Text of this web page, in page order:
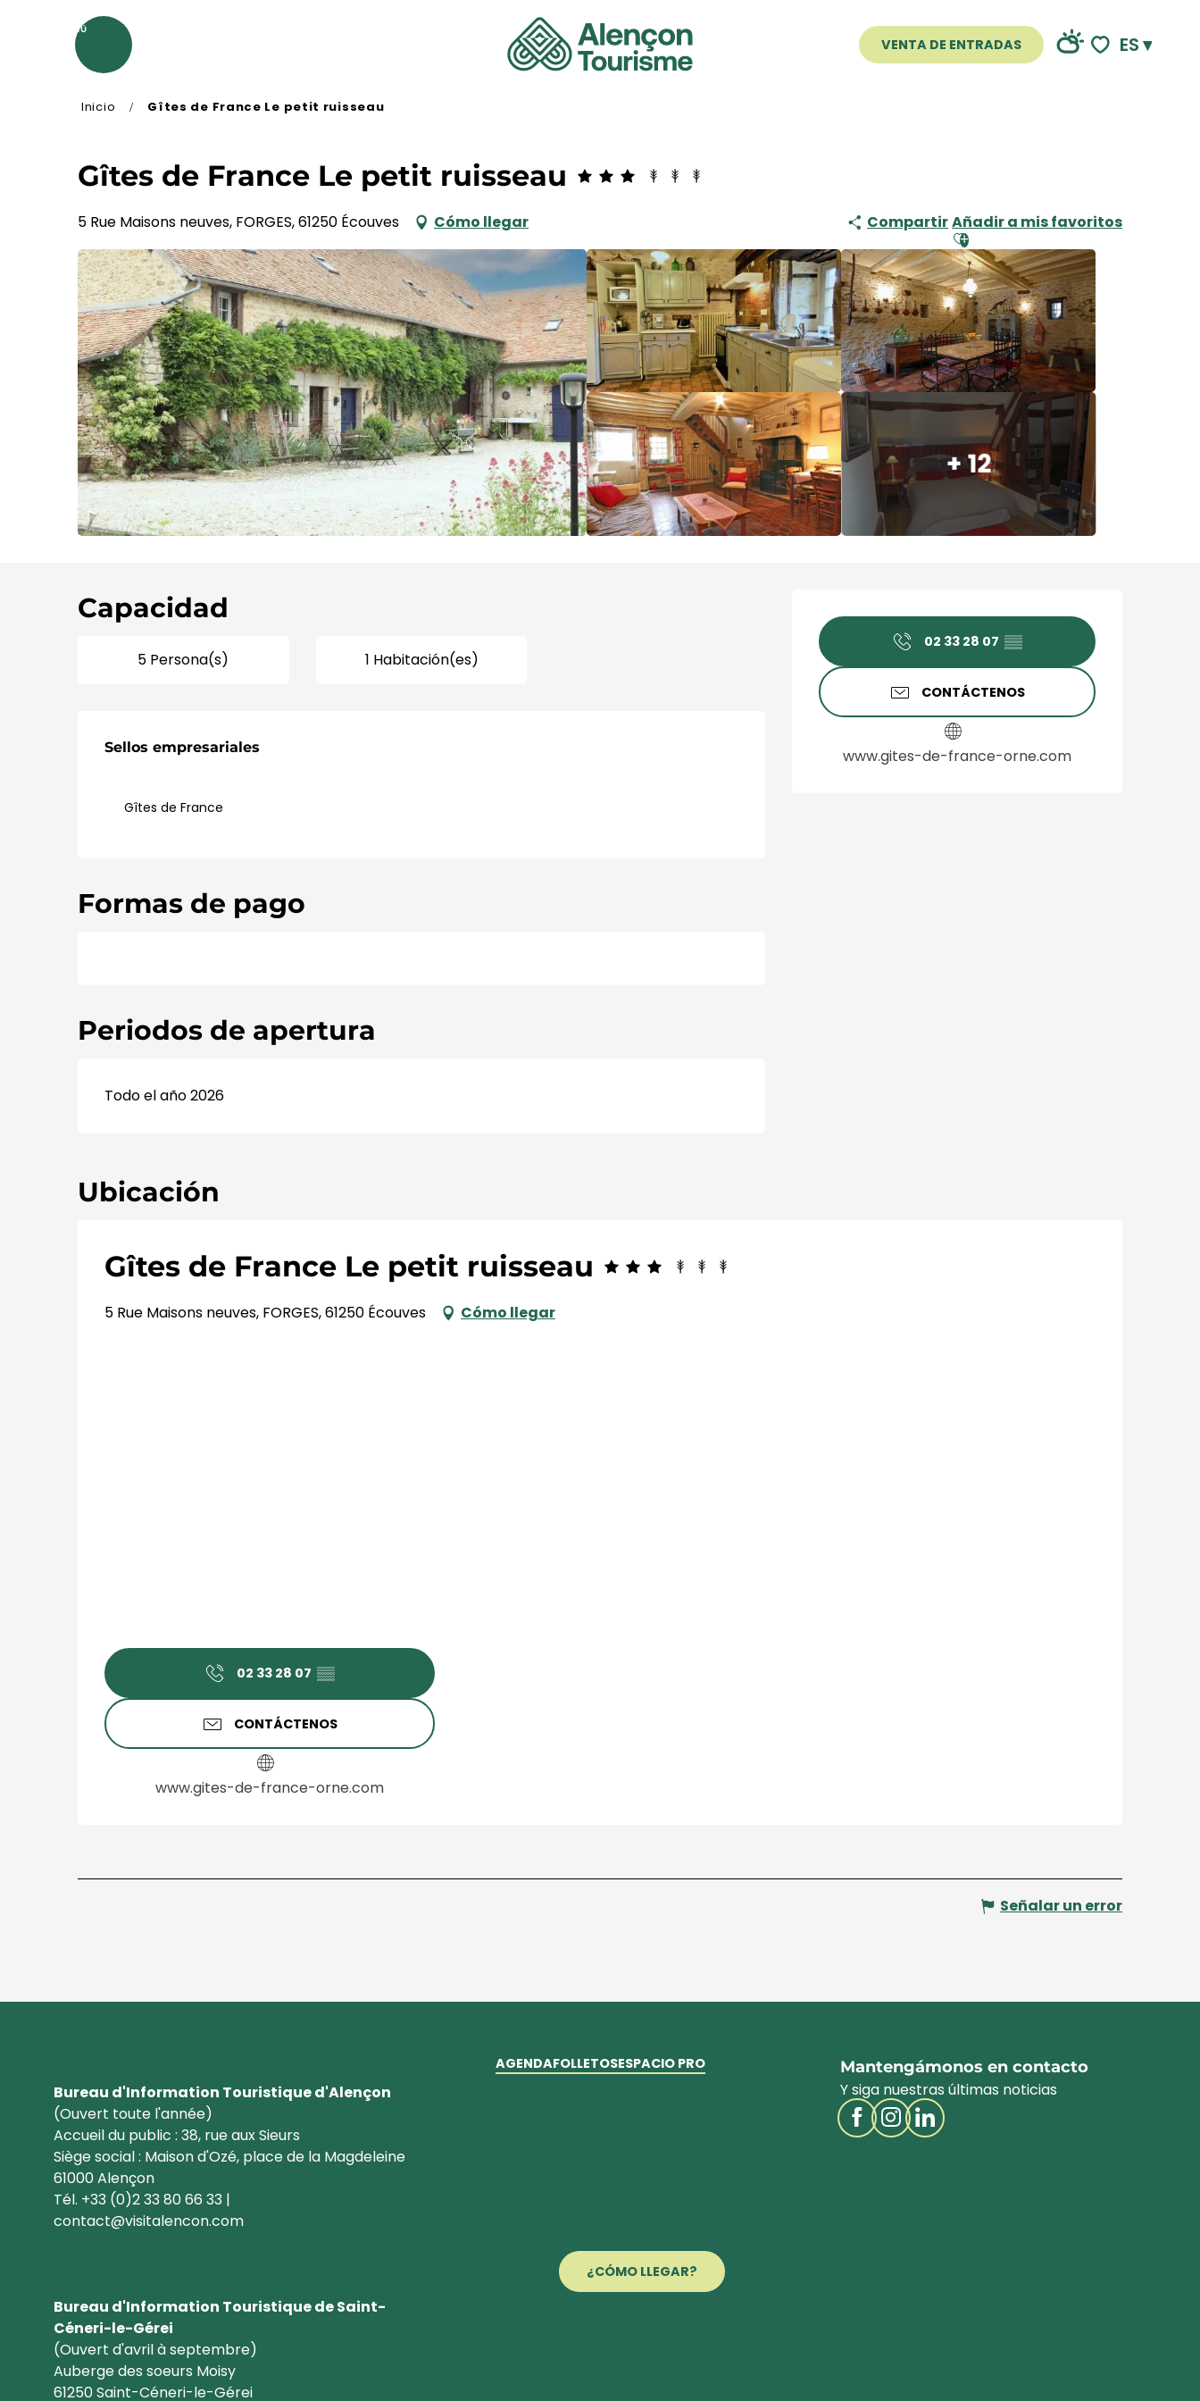
VENTA DE ENTRADAS ES
MENÚ
Inicio Gîtes de France Le petit ruisseau
Gîtes de France Le petit ruisseau
5 Rue Maisons neuves, FORGES, 61250 Écouves Cómo llegar CompartirAjouter aux favoris
Añadir a mis favoritos
+ 12
Horarios y datos de
02 33 28 07 ▒▒
CONTÁCTENOS
www.gites-de-france-orne.com
Capacidad
5 Persona(s) 1 Habitación(es)
Oferta de prestaciones
Sellos empresariales
Sellos empresariales
Gîtes de France
Formas de pago
Periodos de apertura
Todo el año 2026
Ubicación
Gîtes de France Le petit ruisseau
5 Rue Maisons neuves, FORGES, 61250 Écouves Cómo llegar
02 33 28 07 ▒▒
CONTÁCTENOS
www.gites-de-france-orne.com
Señalar un error
Bureau d'Information Touristique d'Alençon
(Ouvert toute l'année)
Accueil du public : 38, rue aux Sieurs
Siège social : Maison d'Ozé, place de la Magdeleine
61000 Alençon
Tél. +33 (0)2 33 80 66 33 |
contact@visitalencon.com
Bureau d'Information Touristique de Saint-
Céneri-le-Gérei
(Ouvert d'avril à septembre)
Auberge des soeurs Moisy
61250 Saint-Céneri-le-Gérei
¿CÓMO LLEGAR?
AGENDAFOLLETOSESPACIO PRO Mantengámonos en contacto
Y siga nuestras últimas noticias